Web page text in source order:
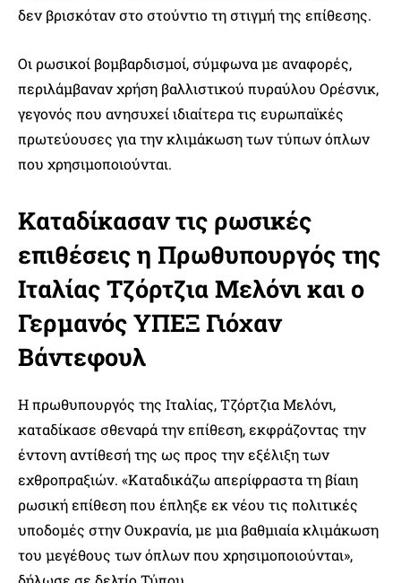
δεν βρισκόταν στο στούντιο τη στιγμή της επίθεσης.
Οι ρωσικοί βομβαρδισμοί, σύμφωνα με αναφορές,
περιλάμβαναν χρήση βαλλιστικού πυραύλου Ορέσνικ,
γεγονός που ανησυχεί ιδιαίτερα τις ευρωπαϊκές
πρωτεύουσες για την κλιμάκωση των τύπων όπλων
που χρησιμοποιούνται.
Καταδίκασαν τις ρωσικές
επιθέσεις η Πρωθυπουργός της
Ιταλίας Τζόρτζια Μελόνι και ο
Γερμανός ΥΠΕΞ Γιόχαν
Βάντεφουλ
Η πρωθυπουργός της Ιταλίας, Τζόρτζια Μελόνι,
καταδίκασε σθεναρά την επίθεση, εκφράζοντας την
έντονη αντίθεσή της ως προς την εξέλιξη των
εχθροπραξιών. «Καταδικάζω απερίφραστα τη βίαιη
ρωσική επίθεση που έπληξε εκ νέου τις πολιτικές
υποδομές στην Ουκρανία, με μια βαθμιαία κλιμάκωση
του μεγέθους των όπλων που χρησιμοποιούνται»,